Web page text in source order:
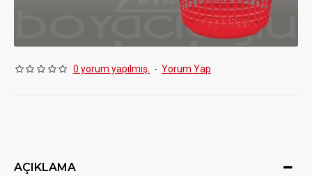
0 yorum yapılmış. - Yorum Yap
AÇIKLAMA